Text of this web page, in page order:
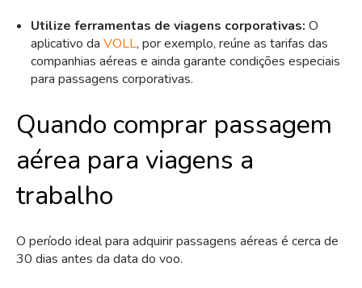
Utilize ferramentas de viagens corporativas: O
aplicativo da VOLL, por exemplo, reúne as tarifas das
companhias aéreas e ainda garante condições especiais
para passagens corporativas.
Quando comprar passagem
aérea para viagens a
trabalho
O período ideal para adquirir passagens aéreas é cerca de
30 dias antes da data do voo.